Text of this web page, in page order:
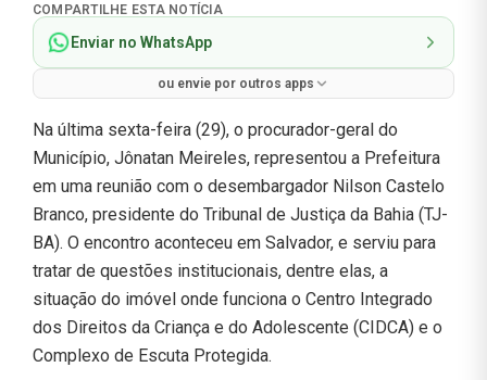
COMPARTILHE ESTA NOTÍCIA
Enviar no WhatsApp
ou envie por outros apps
Na última sexta-feira (29), o procurador-geral do
Município, Jônatan Meireles, representou a Prefeitura
em uma reunião com o desembargador Nilson Castelo
Branco, presidente do Tribunal de Justiça da Bahia (TJ-
BA). O encontro aconteceu em Salvador, e serviu para
tratar de questões institucionais, dentre elas, a
situação do imóvel onde funciona o Centro Integrado
dos Direitos da Criança e do Adolescente (CIDCA) e o
Complexo de Escuta Protegida.